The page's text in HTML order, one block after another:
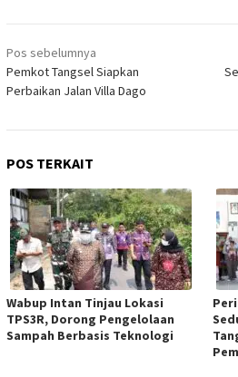
Navigasi
pos
Pos sebelumnya
Pemkot Tangsel Siapkan
Perbaikan Jalan Villa Dago
POS TERKAIT
Wabup Intan Tinjau Lokasi
TPS3R, Dorong Pengelolaan
Sampah Berbasis Teknologi